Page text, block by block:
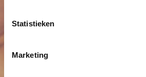
Statistieken
Marketing